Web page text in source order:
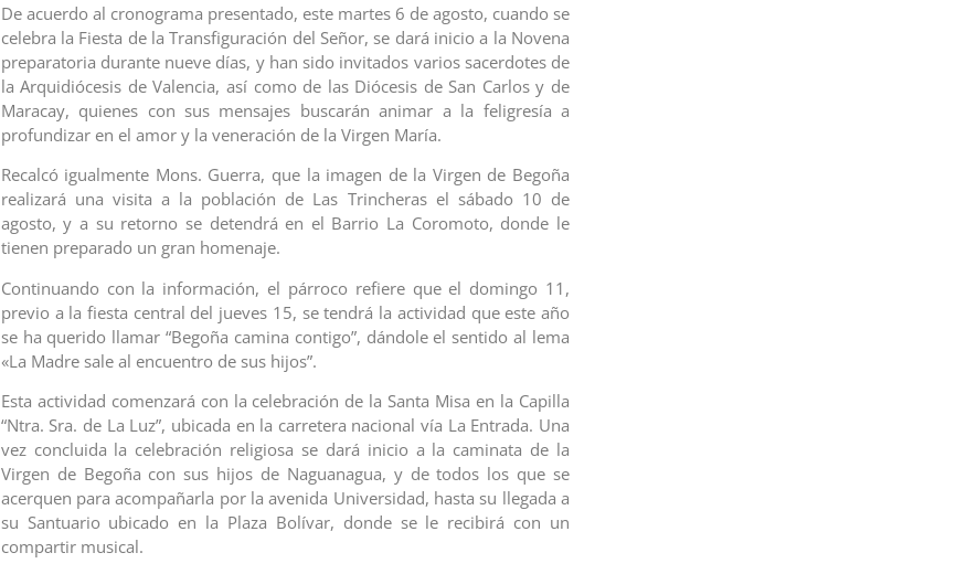
De acuerdo al cronograma presentado, este martes 6 de agosto, cuando se
celebra la Fiesta de la Transfiguración del Señor, se dará inicio a la Novena
preparatoria durante nueve días, y han sido invitados varios sacerdotes de
la Arquidiócesis de Valencia, así como de las Diócesis de San Carlos y de
Maracay, quienes con sus mensajes buscarán animar a la feligresía a
profundizar en el amor y la veneración de la Virgen María.
Recalcó igualmente Mons. Guerra, que la imagen de la Virgen de Begoña
realizará una visita a la población de Las Trincheras el sábado 10 de
agosto, y a su retorno se detendrá en el Barrio La Coromoto, donde le
tienen preparado un gran homenaje.
Continuando con la información, el párroco refiere que el domingo 11,
previo a la fiesta central del jueves 15, se tendrá la actividad que este año
se ha querido llamar “Begoña camina contigo”, dándole el sentido al lema
«La Madre sale al encuentro de sus hijos”.
Esta actividad comenzará con la celebración de la Santa Misa en la Capilla
“Ntra. Sra. de La Luz”, ubicada en la carretera nacional vía La Entrada. Una
vez concluida la celebración religiosa se dará inicio a la caminata de la
Virgen de Begoña con sus hijos de Naguanagua, y de todos los que se
acerquen para acompañarla por la avenida Universidad, hasta su llegada a
su Santuario ubicado en la Plaza Bolívar, donde se le recibirá con un
compartir musical.